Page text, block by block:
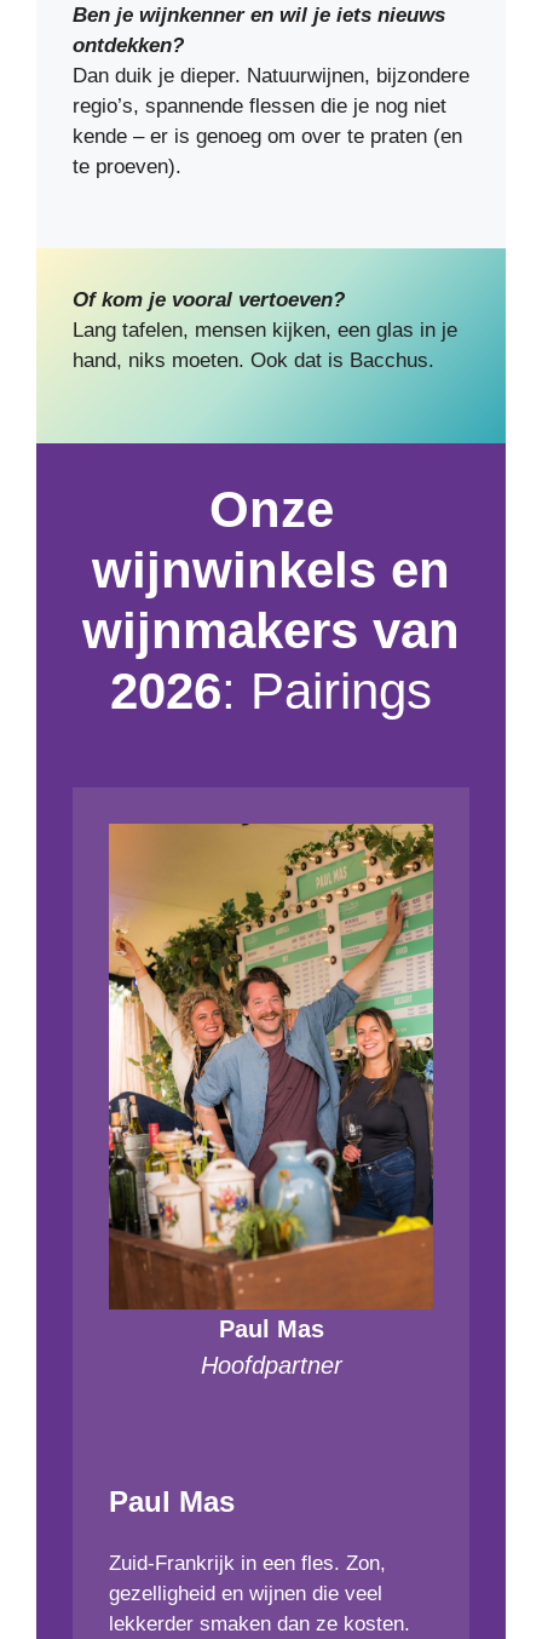
Ben je wijnkenner en wil je iets nieuws
ontdekken?
Dan duik je dieper. Natuurwijnen, bijzondere
regio’s, spannende flessen die je nog niet
kende – er is genoeg om over te praten (en
te proeven).
Of kom je vooral vertoeven?
Lang tafelen, mensen kijken, een glas in je
hand, niks moeten. Ook dat is Bacchus.
Onze
wijnwinkels en
wijnmakers van
2026: Pairings
Paul Mas
Hoofdpartner
Paul Mas
Zuid-Frankrijk in een fles. Zon,
gezelligheid en wijnen die veel
lekkerder smaken dan ze kosten.